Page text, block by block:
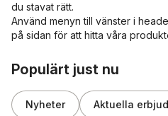
du stavat rätt.
Använd menyn till vänster i
på sidan för att hitta våra
Populärt just nu
Nyheter Aktuella